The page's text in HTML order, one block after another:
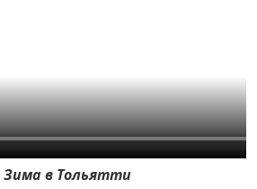
Зима в Тольятти